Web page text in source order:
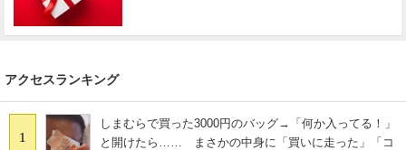
アクセスランキング
1
しまむらで買った3000円のバッグ→「何か入ってる！」
と開けたら…… まさかの中身に「買いに走った」「コ